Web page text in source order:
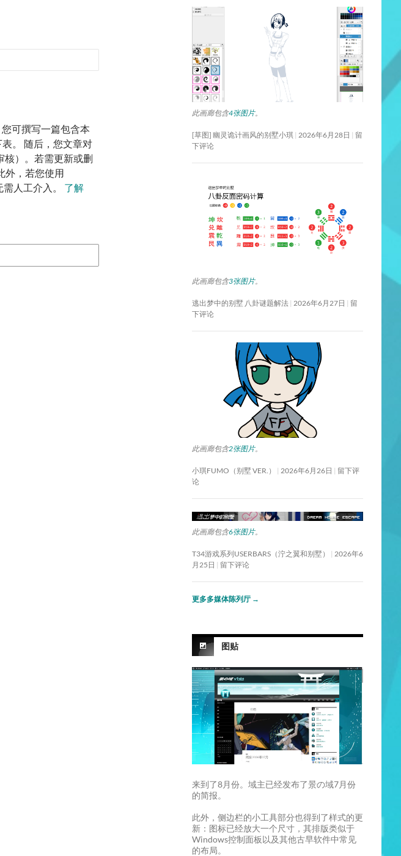
可撰写一篇包含本
。 随后，您文章对
核）。若需更新或删
外，若您使用
人工介入。 了解
此画廊包含4张图片。
[草图] 幽灵诡计画风的别墅小琪 2026年6月28日
留
下评论
此画廊包含3张图片。
逃出梦中的别墅 八卦谜题解法 2026年6月27日
留
下评论
此画廊包含2张图片。
小琪FUMO（别墅 VER.） 2026年6月26日
留下评
论
此画廊包含6张图片。
T34游戏系列USERBARS（泞之翼和别墅）
2026年6
月25日
留下评论
更多多媒体陈列厅 →
图贴
来到了8月份。域主已经发布了景の域7月份
的简报。
此外，侧边栏的小工具部分也得到了样式的更
新：图标已经放大一个尺寸，其排版类似于
Windows控制面板以及其他古早软件中常见
的布局。